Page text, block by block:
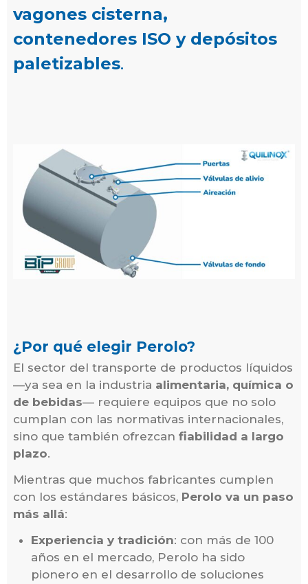
vagones cisterna,
contenedores ISO y depósitos
paletizables.
¿Por qué elegir Perolo?
El sector del transporte de productos líquidos
—ya sea en la industria alimentaria, química o
de bebidas— requiere equipos que no solo
cumplan con las normativas internacionales,
sino que también ofrezcan fiabilidad a largo
plazo.
Mientras que muchos fabricantes cumplen
con los estándares básicos, Perolo va un paso
más allá:
Experiencia y tradición: con más de 100
años en el mercado, Perolo ha sido
pionero en el desarrollo de soluciones